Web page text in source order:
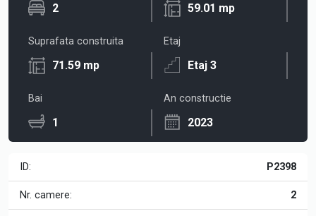
2 59.01 mp
Suprafata construita
71.59 mp
Etaj
Etaj 3
Bai
1
An constructie
2023
ID: P2398
Nr. camere: 2